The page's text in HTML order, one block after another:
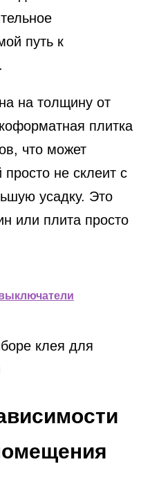
путь к
на толщину от
плитка
что может
просто не склеит с
усадку. Это
или плита просто